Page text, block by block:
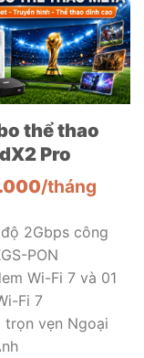
thể thao
Pro
/tháng
2Gbps công
PON
Wi-Fi 7 và 01
Fi 7
trọn vẹn Ngoại